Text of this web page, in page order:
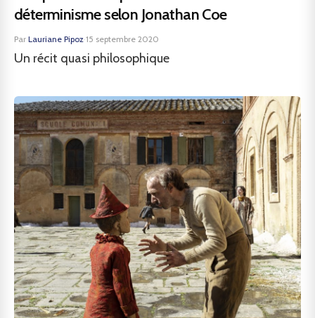
déterminisme selon Jonathan Coe
Par Lauriane Pipoz·15 septembre 2020
Un récit quasi philosophique